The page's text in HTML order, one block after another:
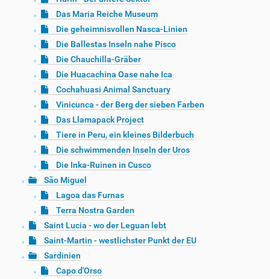
Das Maria Reiche Museum
Die geheimnisvollen Nasca-Linien
Die Ballestas Inseln nahe Pisco
Die Chauchilla-Gräber
Die Huacachina Oase nahe Ica
Cochahuasi Animal Sanctuary
Vinicunca - der Berg der sieben Farben
Das Llamapack Project
Tiere in Peru, ein kleines Bilderbuch
Die schwimmenden Inseln der Uros
Die Inka-Ruinen in Cusco
São Miguel
Lagoa das Furnas
Terra Nostra Garden
Saint Lucia - wo der Leguan lebt
Saint-Martin - westlichster Punkt der EU
Sardinien
Capo d'Orso